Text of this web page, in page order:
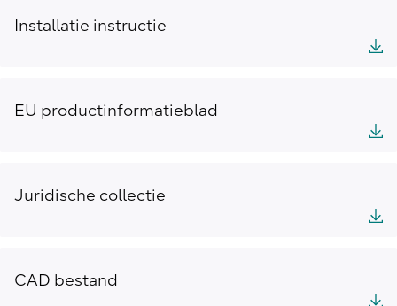
Installatie instructie
EU productinformatieblad
Juridische collectie
CAD bestand